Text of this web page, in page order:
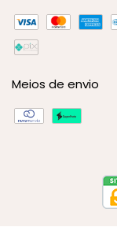
Meios de envio